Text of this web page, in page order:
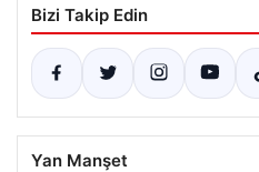
Bizi Takip Edin
Yan Manşet